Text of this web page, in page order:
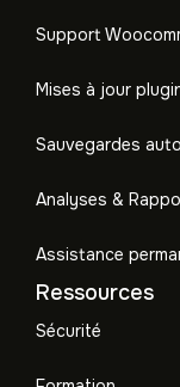
Support
Mises à jour
Sauvegardes
Analyses &
Assistance
Ressources
Sécurité